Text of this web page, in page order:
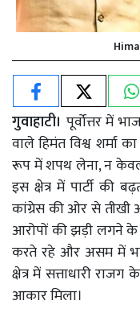
गुवाहाटी। पूर्वोत्तर में
वाले हिमंत विश्व शर्मा
रूप में शपथ लेना, न केवल
इस क्षेत्र में पार्टी की
कांग्रेस की ओर से तीखी
आरोपों की झड़ी लगने के
करते रहे और असम में
क्षेत्र में सत्ताधारी
आकार मिला।